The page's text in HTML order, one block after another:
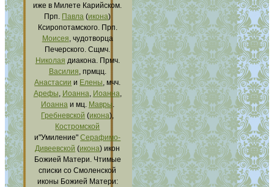
иже в Милете Карийском.
Прп. Павла (икона)
Ксиропотамского. Прп.
Моисея, чудотворца
Печерского. Сщмч.
Николая диакона. Прмч.
Василия, прмцц.
Анастасии и Елены, мчч.
Арефы, Иоанна, Иоанна,
Иоаннаи мц. Мавры.
Гребневской (икона),
Костромской
и"Умиление"Серафимо-
Дивеевской (икона) икон
Божией Матери. Чтимые
списки со Смоленской
иконы Божией Матери: